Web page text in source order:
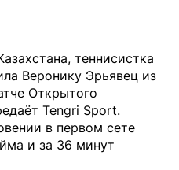
теннисистка
Веронику Эрьявец из
Открытого
Tengri Sport.
в первом сете
и за 36 минут